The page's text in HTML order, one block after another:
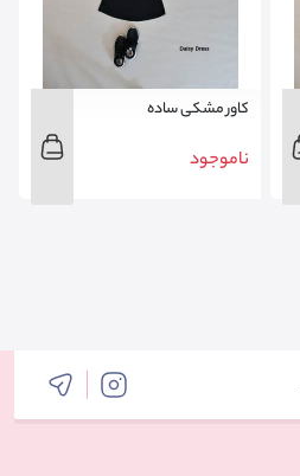
کاور مشکی ساده
ناموجود